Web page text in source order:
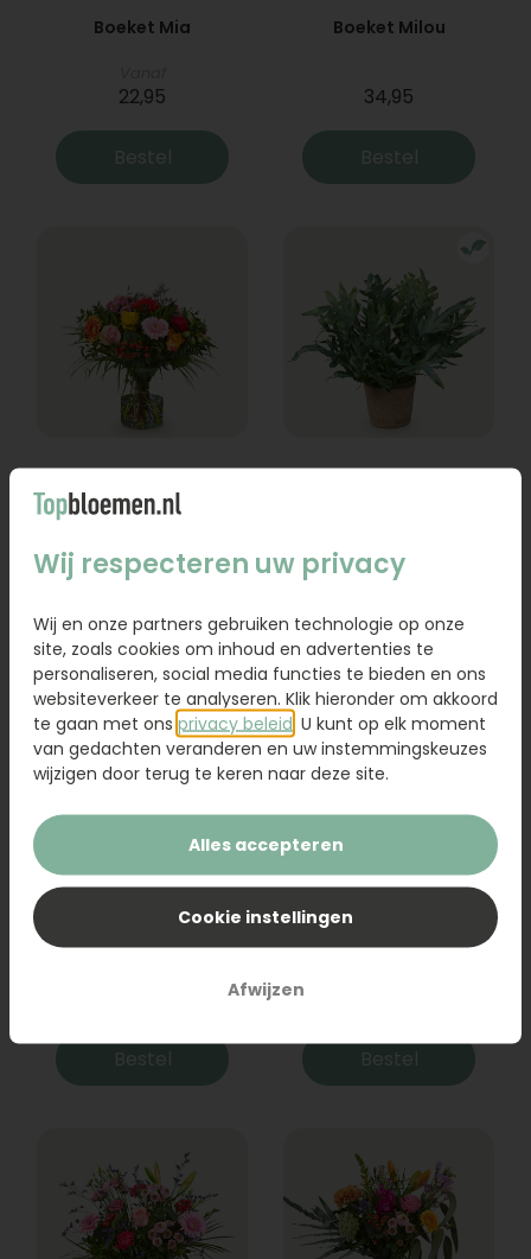
Boeket Mia
22,95
Bestel
Boeket Milou
34,95
Bestel
Boeket Raya
Bestel
Sanseveria
Bestel
Wij respecteren uw privacy
Wij en onze partners gebruiken technologie op onze
site, zoals cookies om inhoud en advertenties te
personaliseren, social media functies te bieden en ons
websiteverkeer te analyseren. Klik hieronder om akkoord
te gaan met ons privacy beleid . U kunt op elk moment
van gedachten veranderen en uw instemmingskeuzes
wijzigen door terug te keren naar deze site.
Alles accepteren
Cookie instellingen
Afwijzen